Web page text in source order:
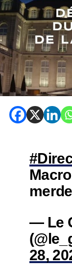
— Le
28,